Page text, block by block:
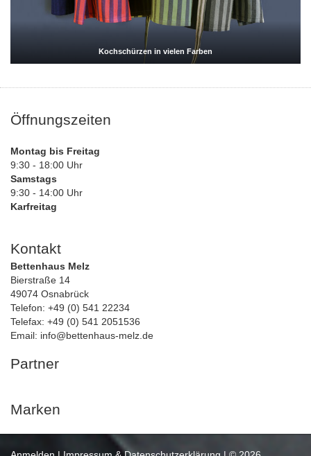
Kochschürzen in vielen Farben
Öffnungszeiten
Montag bis Freitag
9:30 - 18:00 Uhr
Samstags
9:30 - 14:00 Uhr
Karfreitag
Kontakt
Bettenhaus Melz
Bierstraße 14
49074 Osnabrück
Telefon: +49 (0) 541 22234
Telefax: +49 (0) 541 2051536
Email: info@bettenhaus-melz.de
Partner
Marken